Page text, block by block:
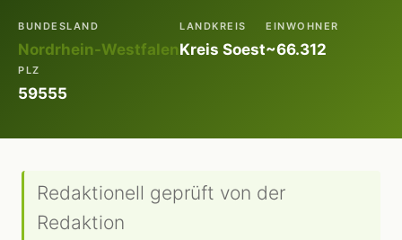
BUNDESLAND
Nordrhein-Westfalen
LANDKREIS
Kreis Soest
EINWOHNER
~66.312
PLZ
59555
Redaktionell geprüft von der
Redaktion